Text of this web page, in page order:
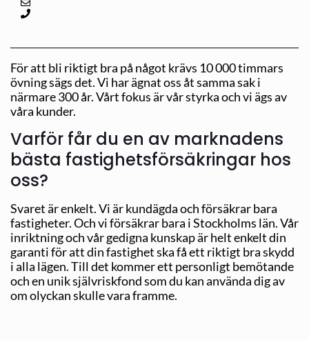
För att bli riktigt bra på något krävs 10 000 timmars
övning sägs det. Vi har ägnat oss åt samma sak i
närmare 300 år. Vårt fokus är vår styrka och vi ägs av
våra kunder.
Varför får du en av marknadens
bästa fastighetsförsäkringar hos
oss?
Svaret är enkelt. Vi är kundägda och försäkrar bara
fastigheter. Och vi försäkrar bara i Stockholms län. Vår
inriktning och vår gedigna kunskap är helt enkelt din
garanti för att din fastighet ska få ett riktigt bra skydd
i alla lägen. Till det kommer ett personligt bemötande
och en unik självriskfond som du kan använda dig av
om olyckan skulle vara framme.